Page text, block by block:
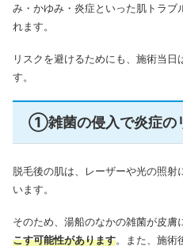
み・かゆみ・炎症といった肌トラブ
れます。
リスクを避けるためにも、施術当
す。
①雑菌の侵入で炎症の
脱毛後の肌は、レーザーや光の照
います。
そのため、湯船のなかの雑菌が皮膚
こす可能性があります。また、施術